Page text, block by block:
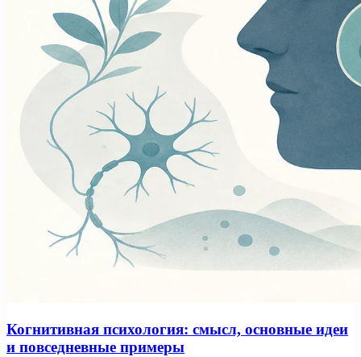
Когнитивная психология: смысл, основные идеи
и повседневные примеры